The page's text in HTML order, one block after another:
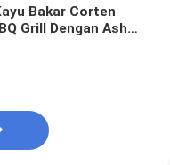
Bakar Corten
Grill Dengan Ash